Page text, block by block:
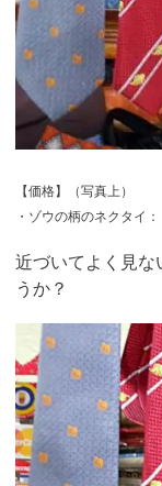
【価格】（写真上）
・ゾウの柄のネクタイ
近づいてよく見な
うか？